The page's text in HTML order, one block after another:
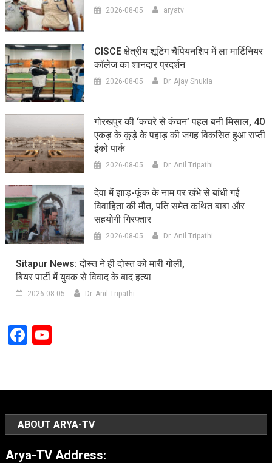
2026-08-05 aryatv
CISCE क्षेत्रीय शूटिंग चैंपियनशिप में ला मार्टिनियर
कॉलेज का शानदार प्रदर्शन
2026-08-05 Dr. Ajay Shukla
गोरखपुर की ‘कचरे से कंचन’ पहल बनी मिसाल, 40
एकड़ के कूड़े के पहाड़ की जगह विकसित हुआ राप्ती
ईको पार्क
2026-08-05 Dr. Anil Tripathi
देवा में झाड़-फूंक के नाम पर खंभे से बांधी गई
विवाहिता की मौत, पति समेत कथित बाबा और
सहयोगी गिरफ्तार
2026-08-05 Dr. Anil Tripathi
Sitapur News: दोस्त ने ही दोस्त को मारी गोली,
बियर पार्टी में युवक से विवाद के बाद हत्या
2026-08-05 Dr. Anil Tripathi
Facebook
YouTube
ABOUT ARYA-TV
Arya-TV Address: